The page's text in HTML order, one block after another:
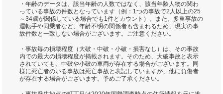
・年齢のデータは、該当年齢の人数ではなく、該当年齢人物の関わ
っている事故の件数となっています（例：1つの事故で2人以上の25
～34歳が関係している場合でも1件とカウント）。また、多重事故の
運転手や同乗者など、年齢不明の関係者も含まれるため、現実の事
故件数と一致しない場合がございます。ご注意ください。
・事故毎の損壊程度（大破・中破・小破・損害なし）は、その事故
内での最大の損壊程度が掲載されます。そのため、大破事故と表示
されていても、中破や小破の車両が存在する場合がございます。同
様に死亡者のいる事故は死亡事故と表記していますが、他に負傷者
が存在する場合がございます。予めご了承ください。